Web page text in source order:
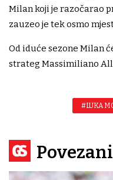
Milan koji je razočarao
zauzeo je tek osmo
Od iduće sezone Milan
strateg Massimiliano
#LUKA